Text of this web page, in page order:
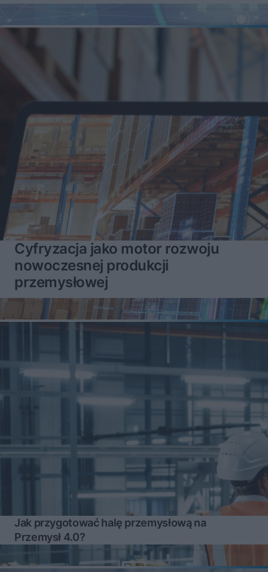
Cyfryzacja jako motor rozwoju
nowoczesnej produkcji
przemysłowej
Jak przygotować halę przemysłową na
Przemysł 4.0?